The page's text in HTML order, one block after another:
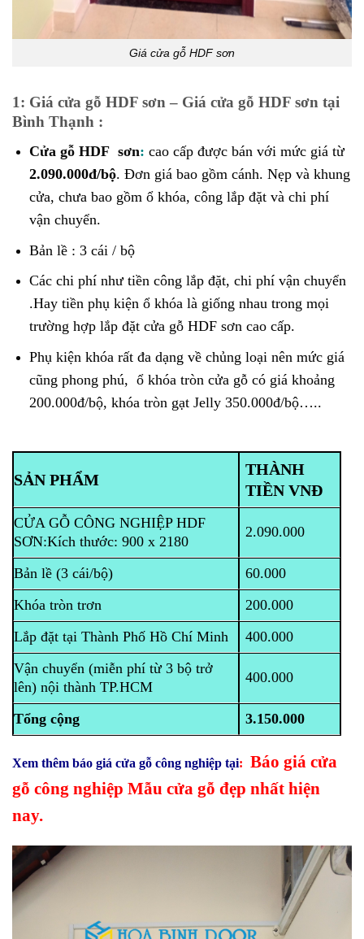
Giá cửa gỗ HDF sơn
1: Giá cửa gỗ HDF sơn – Giá cửa gỗ HDF sơn tại
Bình Thạnh :
Cửa gỗ HDF sơn: cao cấp được bán với mức giá từ
2.090.000đ/bộ. Đơn giá bao gồm cánh. Nẹp và khung
cửa, chưa bao gồm ổ khóa, công lắp đặt và chi phí
vận chuyển.
Bản lề : 3 cái / bộ
Các chi phí như tiền công lắp đặt, chi phí vận chuyển
.Hay tiền phụ kiện ổ khóa là giống nhau trong mọi
trường hợp lắp đặt cửa gỗ HDF sơn cao cấp.
Phụ kiện khóa rất đa dạng về chủng loại nên mức giá
cũng phong phú, ổ khóa tròn cửa gỗ có giá khoảng
200.000đ/bộ, khóa tròn gạt Jelly 350.000đ/bộ…..
SẢN PHẨM
THÀNH
TIỀN VNĐ
CỬA GỖ CÔNG NGHIỆP HDF
SƠN:Kích thước: 900 x 2180
2.090.000
Bản lề (3 cái/bộ)
60.000
Khóa tròn trơn
200.000
Lắp đặt tại Thành Phố Hồ Chí Minh
400.000
Vận chuyển (miễn phí từ 3 bộ trở
lên) nội thành TP.HCM
400.000
Tổng cộng 3.150.000
Xem thêm báo giá cửa gỗ công nghiệp tại: Báo giá cửa
gỗ công nghiệp Mẫu cửa gỗ đẹp nhất hiện
nay.